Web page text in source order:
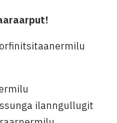
ilanngullugit